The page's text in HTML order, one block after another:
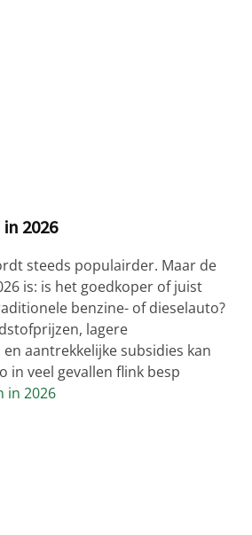
2026
steeds populairder. Maar de
is: is het goedkoper of juist
benzine- of dieselauto?
lagere
aantrekkelijke subsidies kan
in veel gevallen flink besp